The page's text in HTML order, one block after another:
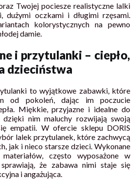
Twojej pociesze realistyczne lalki
dużymi oczkami i długimi rzęsami.
kolorystycznych na pewno
damie.
i przytulanki – ciepło,
dzieciństwa
to wyjątkowe zabawki, które
od pokoleń, dając im poczucie
Miękkie, przyjazne i idealne do
nim maluchy rozwijają swoją
empatii. W ofercie sklepu DORIS
lalek przytulanek, które zachwycą
jak i nieco starsze dzieci. Wykonane
często wyposażone w
że zabawa nimi staje się
i angażująca.